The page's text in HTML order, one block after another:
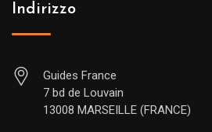
Indirizzo
Guides France
7 bd de Louvain
13008 MARSEILLE (FRANCE)